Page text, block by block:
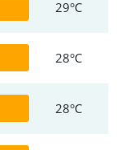
29°C
28°C
28°C